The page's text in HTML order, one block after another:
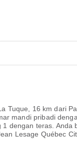
Tuque, 16 km dari
mandi pribadi
dengan teras. Anda
Lesage Québec